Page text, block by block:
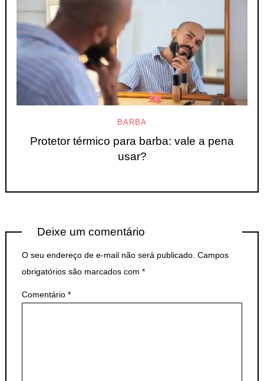
BARBA
Protetor térmico para barba: vale a pena
usar?
Deixe um comentário
O seu endereço de e-mail não será publicado. Campos
obrigatórios são marcados com *
Comentário *